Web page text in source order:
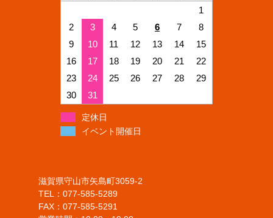
1
2
3 4 5 6 7
8
9
10 11 12 13 14
15
16
17 18 19 20 21
22
23
24 25 26 27 28
29
30
31
定休日
イベント開催日
滋賀県守山市矢島町3059-2
TEL：077-585-5289
FAX：077-585-5291